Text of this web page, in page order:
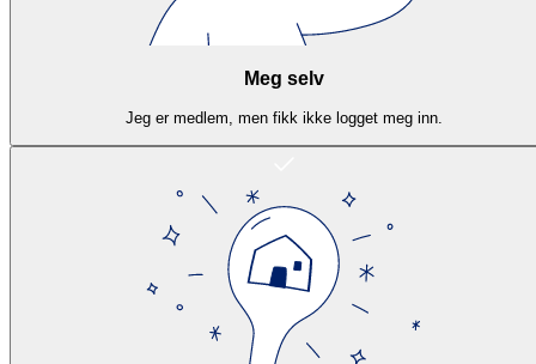
Meg selv
Jeg er medlem, men fikk ikke logget meg inn.